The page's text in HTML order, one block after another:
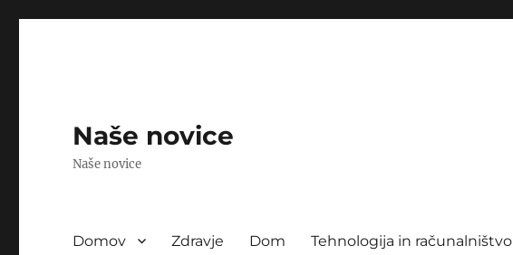
Naše novice
Naše novice
Domov Zdravje Dom Tehnologija in računalništvo